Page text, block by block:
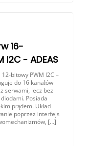
16-
I2C - ADEAS
bitowy PWM I2C –
do 16 kanałów
serwami, lecz bez
Posiada
prądem. Układ
poprzez interfejs
[…]